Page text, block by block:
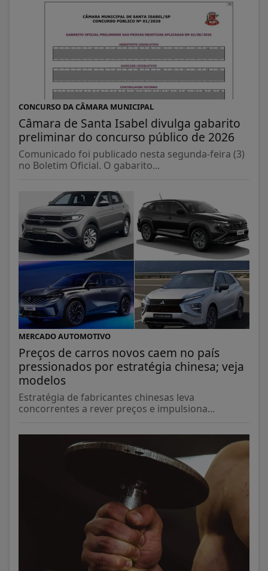
CONCURSO DA CÂMARA MUNICIPAL
Câmara de Santa Isabel divulga gabarito
preliminar do concurso público de 2026
Comunicado foi publicado nesta segunda-feira (3)
no Boletim Oficial. O gabarito...
MERCADO AUTOMOTIVO
Preços de carros novos caem no país
pressionados por estratégia chinesa; veja
modelos
Estratégia de fabricantes chinesas leva
concorrentes a rever preços e impulsiona...